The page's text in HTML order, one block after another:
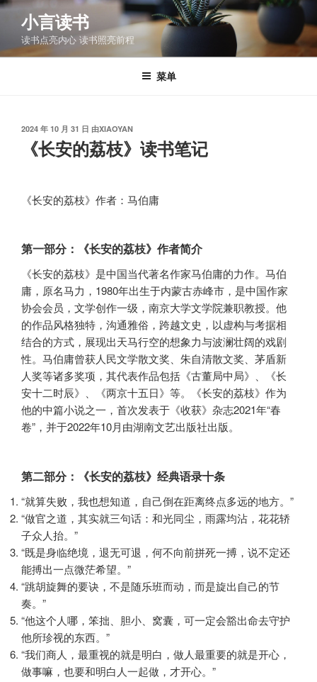
跳
容
小言读书
读书点亮内心 读书照亮前程
菜单
发
2024 年 10 月 31 日 由XIAOYAN
《长安的荔枝》读书笔记
《长安的荔枝》作者：马伯庸
第一部分：《长安的荔枝》作者简介
《长安的荔枝》是中国当代著名作家马伯庸的力作。马伯
庸，原名马力，1980年出生于内蒙古赤峰市，是中国作家
协会会员，文学创作一级，南京大学文学院兼职教授。他
的作品风格独特，沟通雅俗，跨越文史，以虚构与考据相
结合的方式，展现出天马行空的想象力与波澜壮阔的戏剧
性。马伯庸曾获人民文学散文奖、朱自清散文奖、茅盾新
人奖等诸多奖项，其代表作品包括《古董局中局》、《长
安十二时辰》、《两京十五日》等。《长安的荔枝》作为
他的中篇小说之一，首次发表于《收获》杂志2021年“春
卷”，并于2022年10月由湖南文艺出版社出版。
第二部分：《长安的荔枝》经典语录十条
“就算失败，我也想知道，自己倒在距离终点多远的地方。”
“做官之道，其实就三句话：和光同尘，雨露均沾，花花轿
子众人抬。”
“既是身临绝境，退无可退，何不向前拼死一搏，说不定还
能搏出一点微茫希望。”
“跳胡旋舞的要诀，不是随乐班而动，而是旋出自己的节
奏。”
“他这个人哪，笨拙、胆小、窝囊，可一定会豁出命去守护
他所珍视的东西。”
“我们商人，最重视的就是明白，做人最重要的就是开心，
做事嘛，也要和明白人一起做，才开心。”